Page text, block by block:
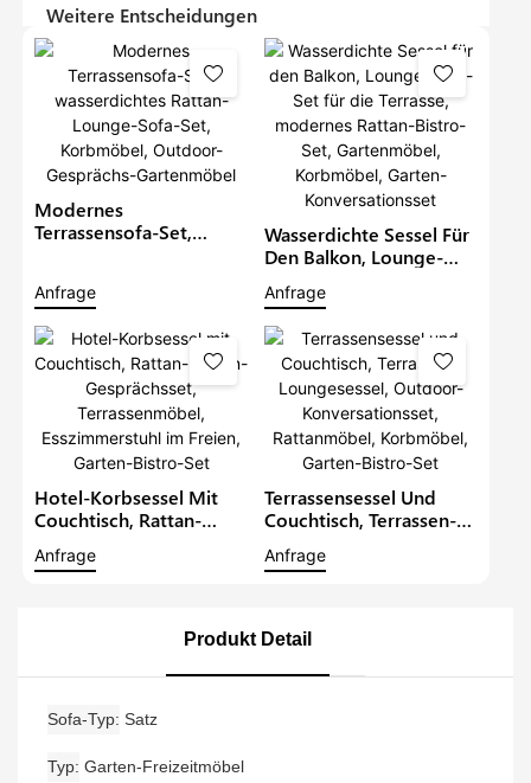
Weitere Entscheidungen
Modernes
Terrassensofa-Set,
Korbmöbel, Outdoor-
Gesprächs-Gartenmöbel
Anfrage
Wasserdichte Sessel Für
Den Balkon, Lounge-
Sofa-Set Für Die
Terrasse, Modernes
Rattan-Bistro-Set,
Gartenmöbel,
Korbmöbel, Garten-
Konversationsset
Anfrage
Hotel-Korbsessel Mit
Couchtisch, Rattan-
Terrassenmöbel,
Anfrage
Terrassensessel Und
Couchtisch, Terrassen-
Konversationsset,
Bistro-Set
Anfrage
Produkt Detail
Sofa-Typ Satz
Typ Garten-Freizeitmöbel